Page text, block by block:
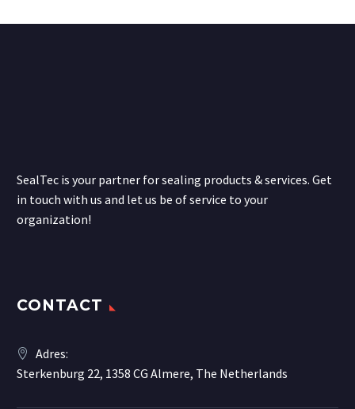
SealTec is your partner for sealing products & services. Get
in touch with us and let us be of service to your
organization!
CONTACT
Adres:
Sterkenburg 22, 1358 CG Almere, The Netherlands